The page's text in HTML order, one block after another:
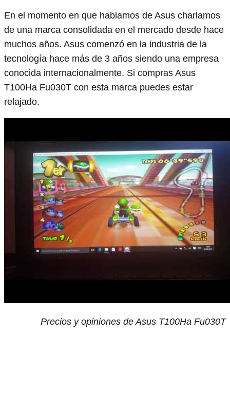
En el momento en que hablamos de Asus charlamos
de una marca consolidada en el mercado desde hace
muchos años. Asus comenzó en la industria de la
tecnología hace más de 3 años siendo una empresa
conocida internacionalmente. Si compras Asus
T100Ha Fu030T con esta marca puedes estar
relajado.
Precios y opiniones de Asus T100Ha Fu030T